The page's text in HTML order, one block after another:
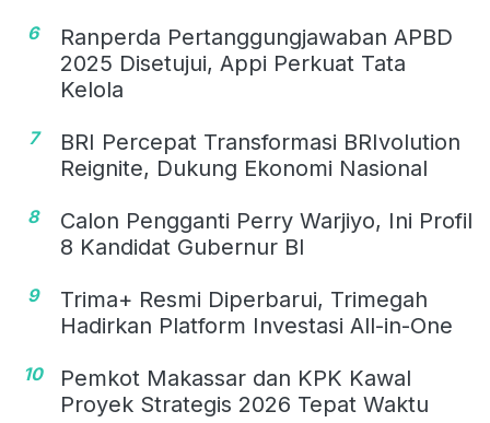
6
Ranperda Pertanggungjawaban APBD
2025 Disetujui, Appi Perkuat Tata
Kelola
7
BRI Percepat Transformasi BRIvolution
Reignite, Dukung Ekonomi Nasional
8
Calon Pengganti Perry Warjiyo, Ini Profil
8 Kandidat Gubernur BI
9
Trima+ Resmi Diperbarui, Trimegah
Hadirkan Platform Investasi All-in-One
10
Pemkot Makassar dan KPK Kawal
Proyek Strategis 2026 Tepat Waktu